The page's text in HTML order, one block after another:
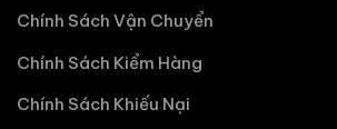
Chính Sách Vận Chuyển
Chính Sách Kiểm Hàng
Chính Sách Khiếu Nại